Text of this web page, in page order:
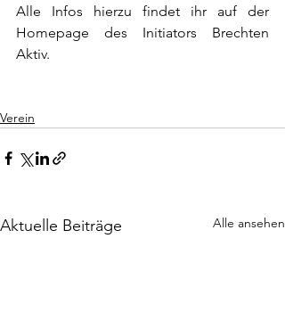
Alle Infos hierzu findet ihr auf der
Homepage des Initiators Brechten
Aktiv.
Verein
Aktuelle Beiträge Alle ansehen